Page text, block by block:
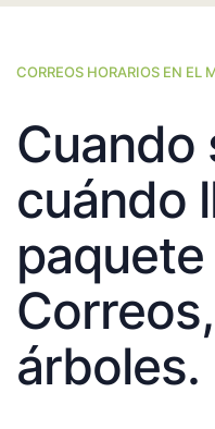
CORREOS HORARIOS EN EL
Cuando
cuándo
árboles.